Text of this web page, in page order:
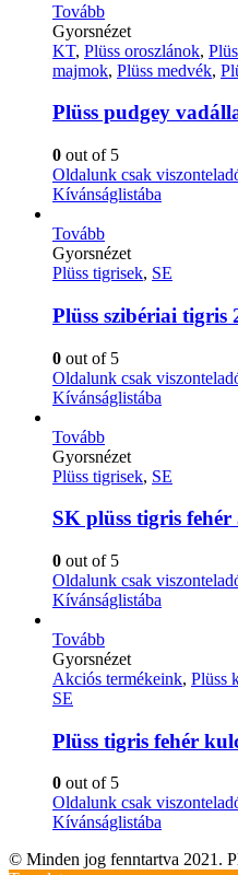
Tovább
Gyorsnézet
KT, Plüss oroszlánok,
majmok, Plüss medvék,
Plüss pudgey
0 out of 5
Oldalunk csak
Kívánságlistába
Tovább
Gyorsnézet
Plüss tigrisek, SE
Plüss szibériai tigris
0 out of 5
Oldalunk csak
Kívánságlistába
Tovább
Gyorsnézet
Plüss tigrisek, SE
SK plüss tigris fehér
0 out of 5
Oldalunk csak
Kívánságlistába
Tovább
Gyorsnézet
Akciós termékeink, Plüss
SE
Plüss tigris fehér
0 out of 5
Oldalunk csak
Kívánságlistába
© Minden jog fenntartva 2021.